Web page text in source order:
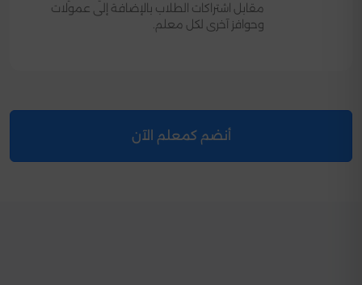
مقابل اشتراكات الطلاب بالإضافة إلى عمولات
وحوافز آخرى لكل معلم.
أنضم كمعلم الآن